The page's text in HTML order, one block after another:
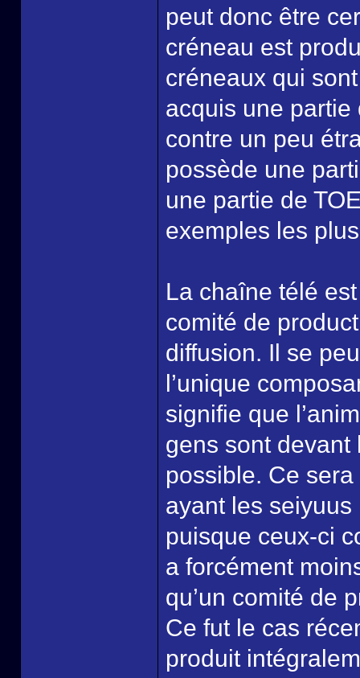
peut donc être
créneau est
créneaux qui
acquis une partie
contre un peu
possède une
une partie de
exemples les
La chaîne télé
comité de
diffusion. Il se
l’unique
signifie que
gens sont devant
possible. Ce
ayant les
puisque ceux-ci
a forcément
qu’un comité de
Ce fut le cas
produit